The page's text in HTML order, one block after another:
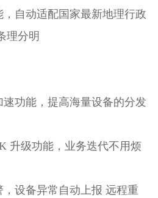
自动适配国家最新地理行政
理分明
功能，提高海量设备的分发
升级功能，业务迭代不用烦
设备异常自动上报 远程重